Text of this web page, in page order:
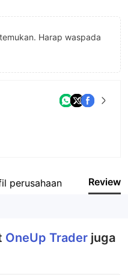
Harap waspada
perusahaan Review
OneUp Trader juga